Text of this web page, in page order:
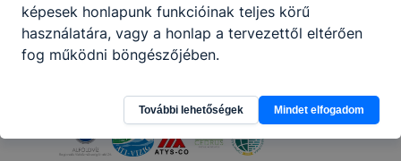
képesek honlapunk funkcióinak teljes körű
használatára, vagy a honlap a tervezettől eltérően
fog működni böngészőjében.
További lehetőségek Mindet elfogadom